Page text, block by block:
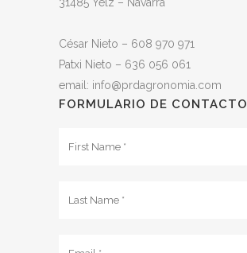
César Nieto – 608 970 971
Patxi Nieto – 636 056 061
email: info@prdagronomia.com
FORMULARIO DE CONTACTO